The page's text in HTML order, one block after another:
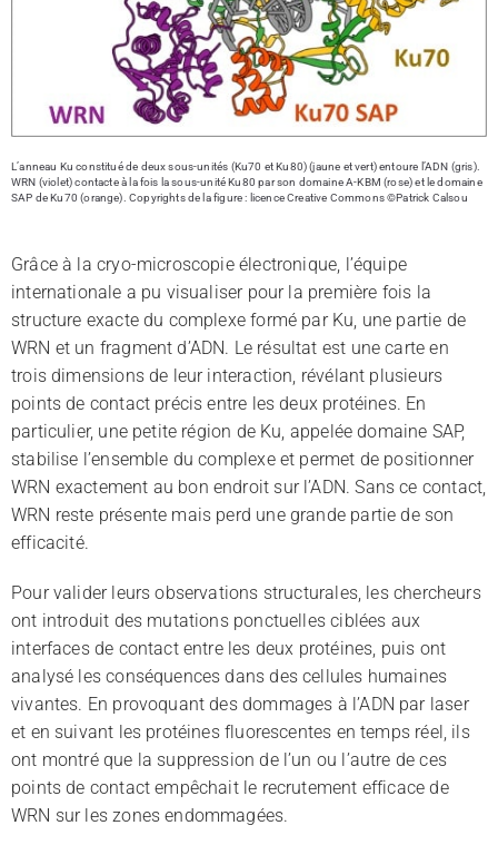
L’anneau Ku constitué de deux sous-unités (Ku70 et Ku80) (jaune et vert) entoure l’ADN (gris).
WRN (violet) contacte à la fois la sous-unité Ku80 par son domaine A-KBM (rose) et le domaine
SAP de Ku70 (orange). Copyrights de la figure : licence Creative Commons ©Patrick Calsou
Grâce à la cryo-microscopie électronique, l’équipe
internationale a pu visualiser pour la première fois la
structure exacte du complexe formé par Ku, une partie de
WRN et un fragment d’ADN. Le résultat est une carte en
trois dimensions de leur interaction, révélant plusieurs
points de contact précis entre les deux protéines. En
particulier, une petite région de Ku, appelée domaine SAP,
stabilise l’ensemble du complexe et permet de positionner
WRN exactement au bon endroit sur l’ADN. Sans ce contact,
WRN reste présente mais perd une grande partie de son
efficacité.
Pour valider leurs observations structurales, les chercheurs
ont introduit des mutations ponctuelles ciblées aux
interfaces de contact entre les deux protéines, puis ont
analysé les conséquences dans des cellules humaines
vivantes. En provoquant des dommages à l’ADN par laser
et en suivant les protéines fluorescentes en temps réel, ils
ont montré que la suppression de l’un ou l’autre de ces
points de contact empêchait le recrutement efficace de
WRN sur les zones endommagées.